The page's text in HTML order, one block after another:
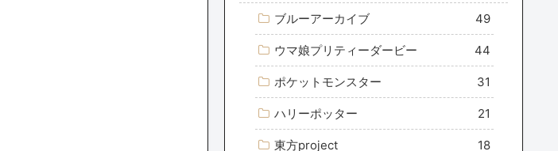
ブルーアーカイブ 49
ウマ娘プリティーダービー 44
ポケットモンスター 31
ハリーポッター 21
東方project 18